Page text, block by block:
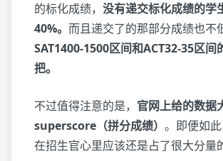
的标化成绩， 没有递交标化成绩的学
40%。 而且递交了的那部分成绩也不
SAT1400-1500区间和ACT32-35区间
把。
不过值得注意的是， 官网上给的数据
superscore（拼分成绩） 。即便如
在招生官心里应该还是占了很大分量